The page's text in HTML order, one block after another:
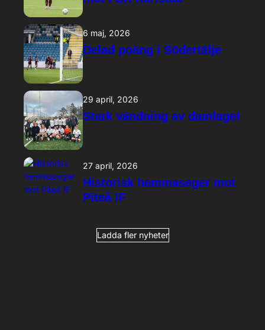
6 maj, 2026
Delad poäng i Södertälje
29 april, 2026
Stark vändning av damlaget
27 april, 2026
Historisk hemmaseger mot
Piteå IF
Ladda fler nyheter